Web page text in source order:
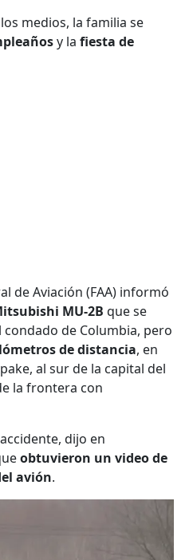
medios, la familia se
y lafiesta de
de Aviación (FAA) informó
MU-2B que se
de Columbia, pero
de distancia, en
al sur de la capital del
la frontera con
dijo en
obtuvieron un video de
avión.